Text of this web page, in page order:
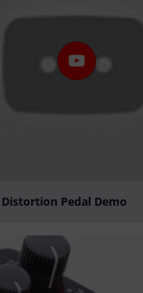
Distortion Pedal Demo